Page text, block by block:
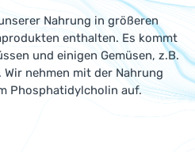
Nahrung in größeren
enthalten. Es kommt
und einigen Gemüsen, z.B.
nehmen mit der Nahrung
Phosphatidylcholin auf.